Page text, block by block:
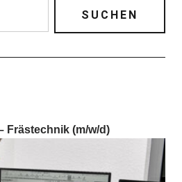
Frästechnik (m/w/d)